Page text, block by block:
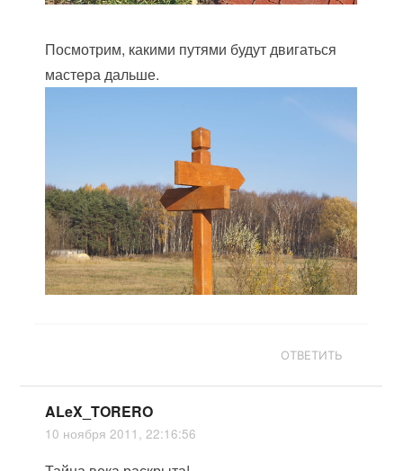
Посмотрим, какими путями будут двигаться
мастера дальше.
ОТВЕТИТЬ
ALeX_TORERO
10 ноября 2011, 22:16:56